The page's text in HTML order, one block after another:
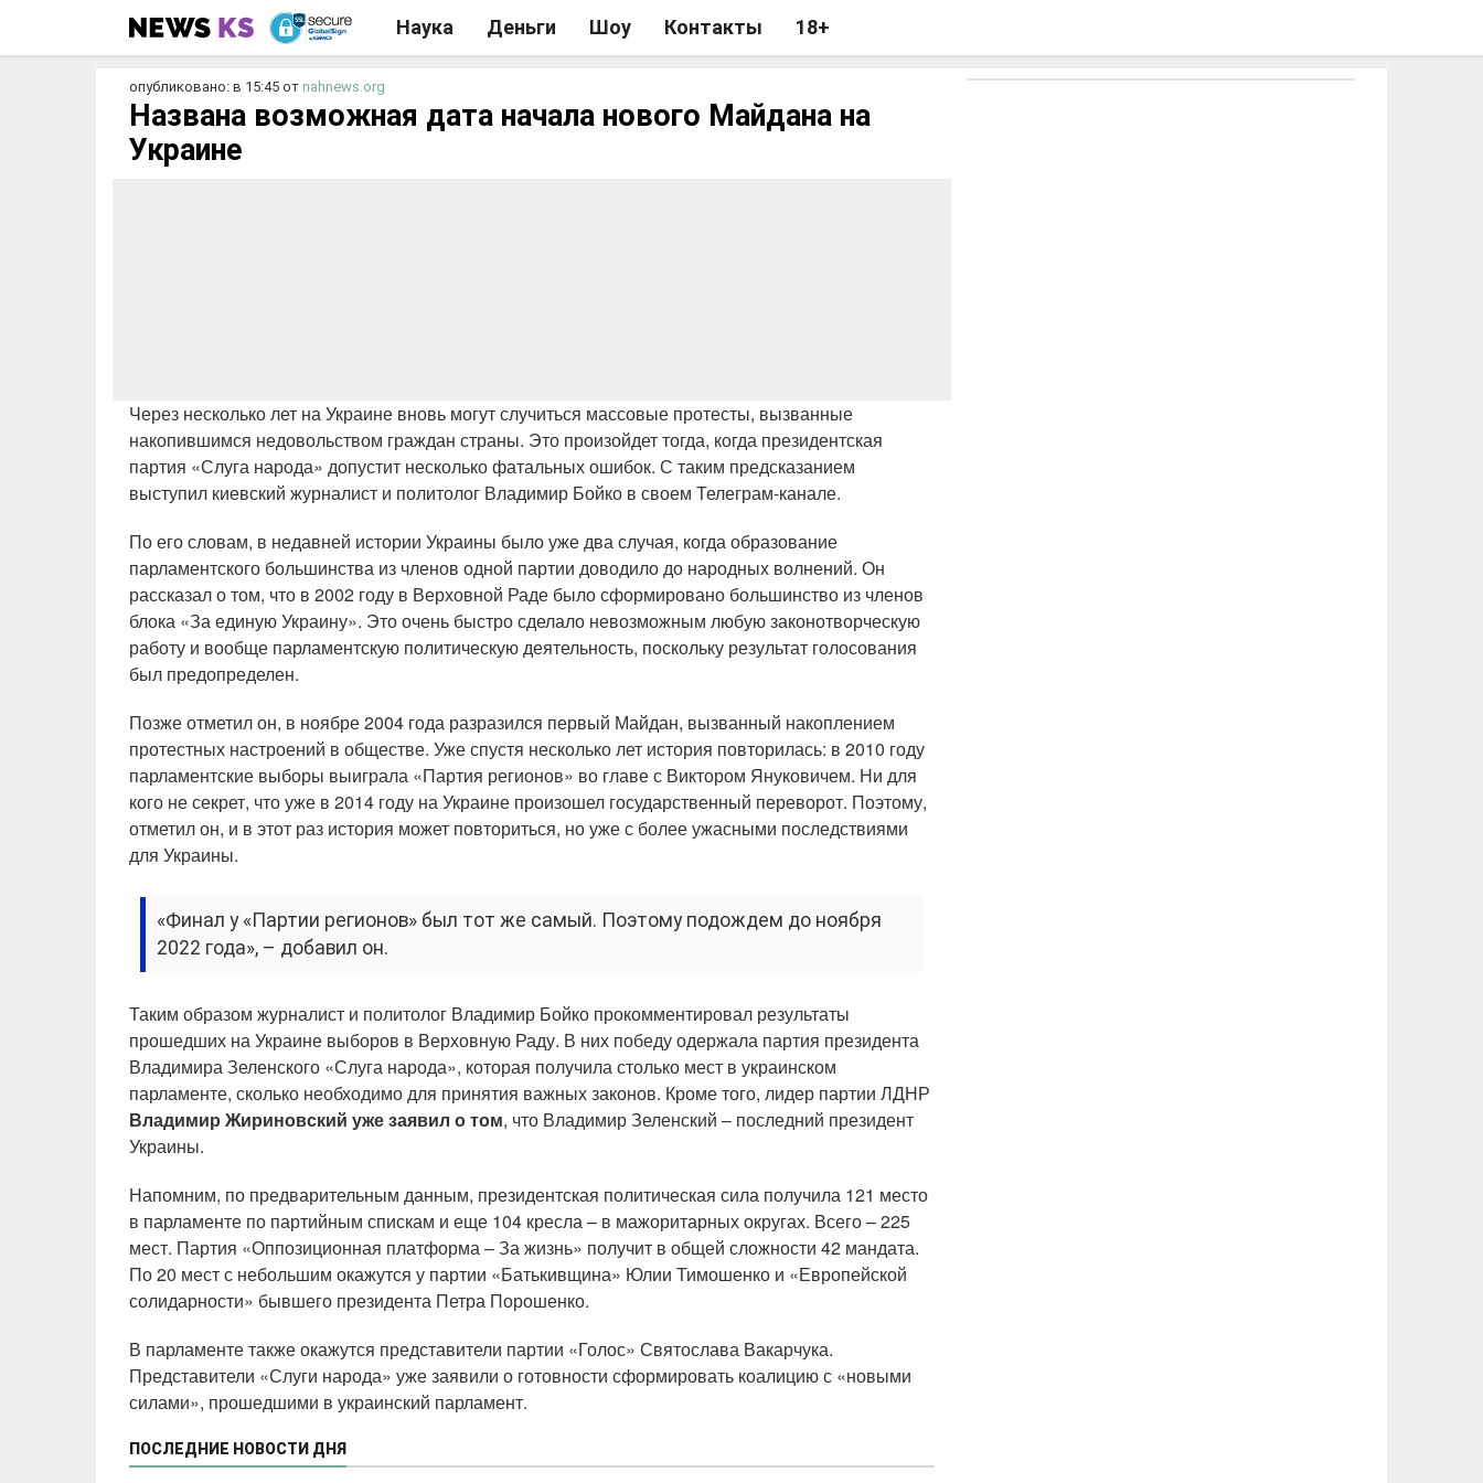
Наука Деньги Шоу Контакты 18+
опубликовано: в 15:45 от nahnews.org
Названа возможная дата начала нового Майдана на
Украине
Через несколько лет на Украине вновь могут случиться массовые протесты, вызванные
накопившимся недовольством граждан страны. Это произойдет тогда, когда президентская
партия «Слуга народа» допустит несколько фатальных ошибок. С таким предсказанием
выступил киевский журналист и политолог Владимир Бойко в своем Телеграм-канале.
По его словам, в недавней истории Украины было уже два случая, когда образование
парламентского большинства из членов одной партии доводило до народных волнений. Он
рассказал о том, что в 2002 году в Верховной Раде было сформировано большинство из членов
блока «За единую Украину». Это очень быстро сделало невозможным любую законотворческую
работу и вообще парламентскую политическую деятельность, поскольку результат голосования
был предопределен.
Позже отметил он, в ноябре 2004 года разразился первый Майдан, вызванный накоплением
протестных настроений в обществе. Уже спустя несколько лет история повторилась: в 2010 году
парламентские выборы выиграла «Партия регионов» во главе с Виктором Януковичем. Ни для
кого не секрет, что уже в 2014 году на Украине произошел государственный переворот. Поэтому,
отметил он, и в этот раз история может повториться, но уже с более ужасными последствиями
для Украины.
«Финал у «Партии регионов» был тот же самый. Поэтому подождем до ноября
2022 года», – добавил он.
Таким образом журналист и политолог Владимир Бойко прокомментировал результаты
прошедших на Украине выборов в Верховную Раду. В них победу одержала партия президента
Владимира Зеленского «Слуга народа», которая получила столько мест в украинском
парламенте, сколько необходимо для принятия важных законов. Кроме того, лидер партии ЛДНР
Владимир Жириновский уже заявил о том, что Владимир Зеленский – последний президент
Украины.
Напомним, по предварительным данным, президентская политическая сила получила 121 место
в парламенте по партийным спискам и еще 104 кресла – в мажоритарных округах. Всего – 225
мест. Партия «Оппозиционная платформа – За жизнь» получит в общей сложности 42 мандата.
По 20 мест с небольшим окажутся у партии «Батькивщина» Юлии Тимошенко и «Европейской
солидарности» бывшего президента Петра Порошенко.
В парламенте также окажутся представители партии «Голос» Святослава Вакарчука.
Представители «Слуги народа» уже заявили о готовности сформировать коалицию с «новыми
силами», прошедшими в украинский парламент.
ПОСЛЕДНИЕ НОВОСТИ ДНЯ